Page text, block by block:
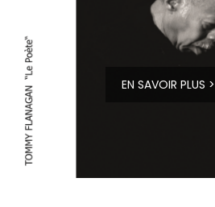
EN SAVOIR PLUS >